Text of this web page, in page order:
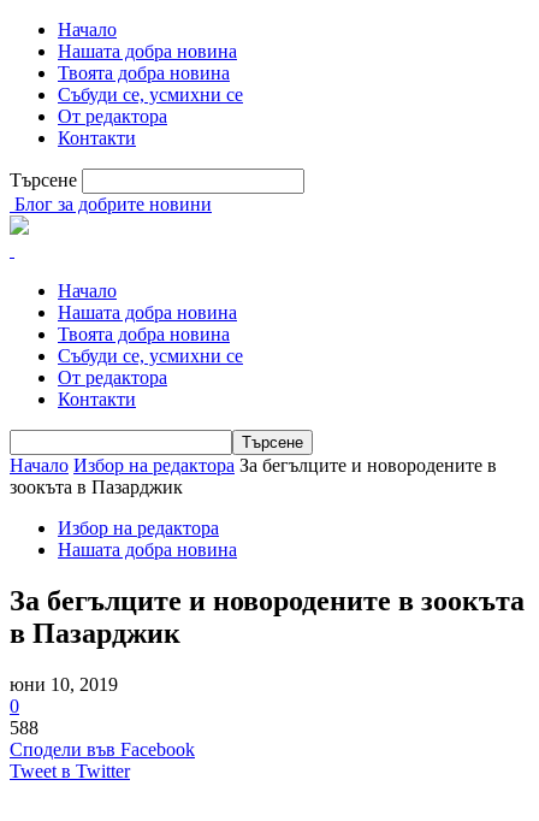
Начало
Нашата добра новина
Твоята добра новина
Събуди се, усмихни се
От редактора
Контакти
Търсене
Блог за добрите новини
Начало
Нашата добра новина
Твоята добра новина
Събуди се, усмихни се
От редактора
Контакти
Начало Избор на редактора За бегълците и новородените в
зоокъта в Пазарджик
Избор на редактора
Нашата добра новина
За бегълците и новородените в зоокъта
в Пазарджик
юни 10, 2019
0
588
Сподели във Facebook
Tweet в Twitter